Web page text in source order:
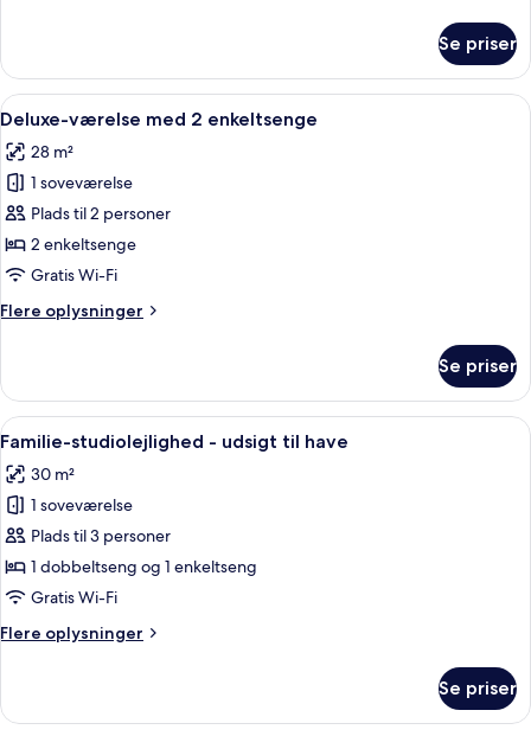
dobbeltværelse
byudsigt
Se priser
Indlæs
alle
billeder
af
Deluxe-
værelse
med
enkeltsenge
Et hotelværelse med to senge, et
6
Deluxe-værelse med 2 enkeltsenge
28 m²
1 soveværelse
Plads til 2 personer
2 enkeltsenge
Gratis Wi-Fi
Flere oplysninger
Flere
værelse
med
2
Se priser
Indlæs
alle
billeder
af
Familie-
studiolejlighed
-
til
Et moderne hotelværelse med to
7
Familie-studiolejlighed - udsigt til have
30 m²
1 soveværelse
Plads til 3 personer
1 dobbeltseng og 1 enkeltseng
Gratis Wi-Fi
Flere oplysninger
Flere
studiolejlighed
Se priser